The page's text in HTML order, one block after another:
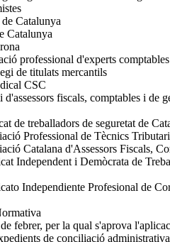
Catalunya
Catalunya
professional d'experts
de titulats mercantils
CSC
fiscals, comptables i de
de treballadors de seguretat de
Professional de Tècnics
Catalana d'Assessors Fiscals,
Independent i Demòcrata de
Independiente Profesional de
febrer, per la qual s'aprova
de conciliació